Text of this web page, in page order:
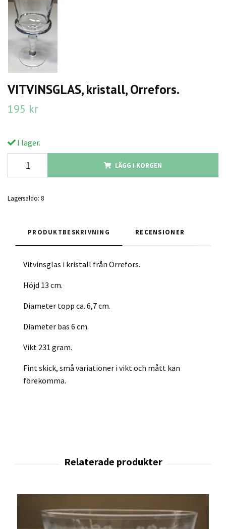
VITVINSGLAS, kristall, Orrefors.
195 kr
I lager.
LÄGG I KORGEN
Lagersaldo: 8
PRODUKTBESKRIVNING RECENSIONER
Vitvinsglas i kristall från Orrefors.
Höjd 13 cm.
Diameter topp ca. 6,7 cm.
Diameter bas 6 cm.
Vikt 231 gram.
Fint skick, små variationer i vikt och mått kan
förekomma.